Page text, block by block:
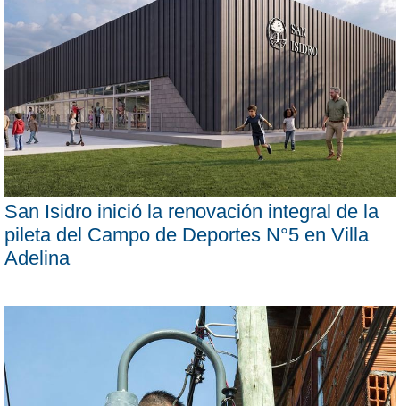
San Isidro inició la renovación integral de la
pileta del Campo de Deportes N°5 en Villa
Adelina